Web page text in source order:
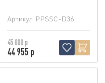
Артикул PPSSC-D36
45 000 р
44 955 р